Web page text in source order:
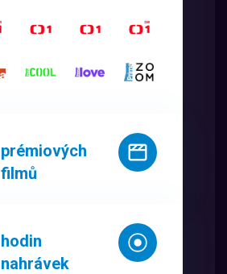
prémiových
filmů
hodin
nahrávek